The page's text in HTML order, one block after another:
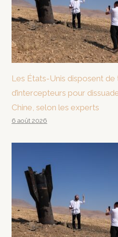
Les États-Unis disposent de
d’intercepteurs pour
Chine, selon les experts
6 août 2026